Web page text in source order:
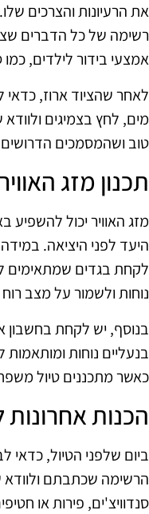
את הרעיונות והצרכים
רשימה של כל הדברים
אמצעי בידור לילדים,
לאחר שהציוד ארוז, כדאי
מים, לחץ בצמיגים
טוב ושהמסמכים
תכנון מזג
מזג האוויר יכול להשפיע
היעד לפני היציאה.
לקחת בגדים שמתאימים
נוחות ולשמור על מצב
בנוסף, יש לקחת בחשבון
בנעליים נוחות ומותאמות
כאשר מתכננים טיול
הכנות אחרונות
ביום שלפני הטיול,
הרשימה שכתבתם ולוודא
סנדוויצ'ים, פירות או